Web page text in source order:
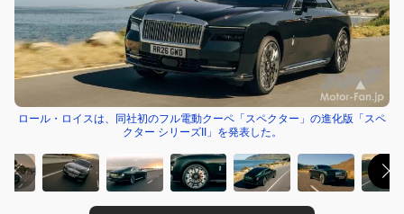
ロール・ロイスは、同社初のフル電動クーペ「スペクター」の進化版「スペ
クター シリーズII」を発表した。